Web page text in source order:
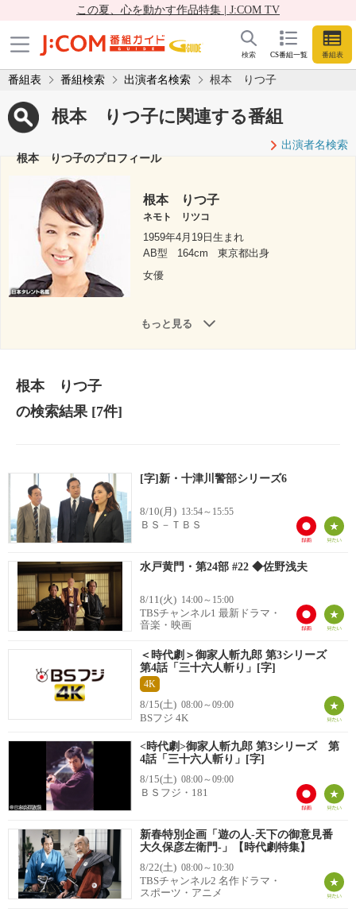
この夏、心を動かす作品特集 | J:COM TV
CS番組一覧 番組表
検索
番組表 番組検索 出演者名検索 根本 りつ子
根本 りつ子に関連する番組
出演者名検索
根本 りつ子のプロフィール
根本 りつ子
ネモト リツコ
1959年4月19日生まれ
AB型
164cm
東京都出身
女優
もっと見る
根本 りつ子
の検索結果[7件]
[字]新・十津川警部シリーズ6
8/10(月) 13:54～15:55
ＢＳ－ＴＢＳ
水戸黄門・第24部 #22 ◆佐野浅夫
8/11(火) 14:00～15:00
TBSチャンネル1 最新ドラマ・
音楽・映画
＜時代劇＞御家人斬九郎 第3シリーズ
第4話「三十六人斬り」[字]
4K
8/15(土) 08:00～09:00
BSフジ 4K
<時代劇>御家人斬九郎 第3シリーズ 第
4話「三十六人斬り」[字]
8/15(土) 08:00～09:00
ＢＳフジ・181
新春特別企画「遊の人‐天下の御意見番
大久保彦左衛門‐」【時代劇特集】
8/22(土) 08:00～10:30
TBSチャンネル2 名作ドラマ・
スポーツ・アニメ